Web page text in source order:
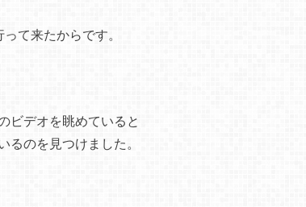
て来たからです。
ビデオを眺めていると
のを見つけました。